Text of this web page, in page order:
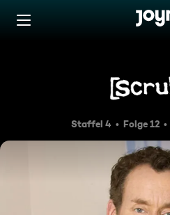
Zum Inhalt springen
Staffel 4 Folge 12